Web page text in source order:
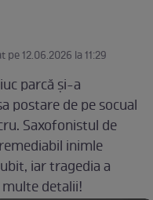
12.06.2026 la 11:29
parcă și-a
postare de pe socual
Saxofonistul de
inimle
iar tragedia a
detalii!